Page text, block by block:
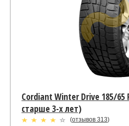
Cordiant Winter Drive 185/65
старше 3-х лет)
(отзывов 313)